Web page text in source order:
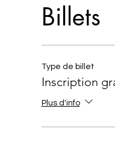
Billets
Type de billet
Inscription
Plus d'info